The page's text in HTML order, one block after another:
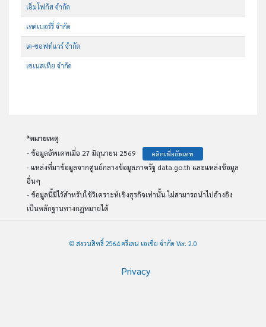
เอ็มโฟกัส จำกัด
เทคเบอร์รี่ จำกัด
เค-ซอฟท์แวร์ จำกัด
เซเนสเทีย จำกัด
*หมายเหตุ
- ข้อมูลอัพเดทเมื่อ 27 มิถุนายน 2569
คลิกเพื่ออัพเดท
- แหล่งที่มาข้อมูลจากศูนย์กลางข้อมูลภาครัฐ data.go.th และแหล่งข้อมูล
อื่นๆ
- ข้อมูลนี้มีไว้สำหรับใช้วิเคราะห์เชิงธุรกิจเท่านั้น ไม่สามารถนำไปอ้างอิง
เป็นหลักฐานทางกฏหมายได้
© สงวนสิทธิ์ 2564 ครีเดน เอเชีย จำกัด Ver. 2.0
Privacy